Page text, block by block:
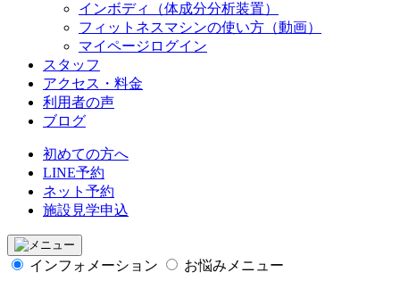
インボディ（体成分分析装置）
フィットネスマシンの使い方（動画）
マイページログイン
スタッフ
アクセス・料金
利用者の声
ブログ
初めての方へ
LINE予約
ネット予約
施設見学申込
インフォメーション お悩みメニュー